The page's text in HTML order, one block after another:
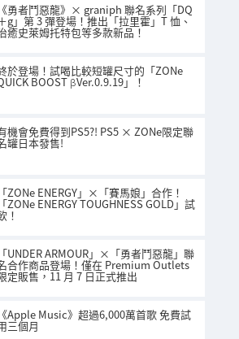
《勇者鬥惡龍》× graniph 聯名系列「DQ
g」第 3 彈登場！推出「拉里霍」T 恤、
癒史萊姆托特包等多款新品！
於登場！試喝比較短罐尺寸的「ZONe
BOOST βVer.0.9.19」！
機會免費得到PS5?! PS5 × ZONe限定聯
罐日本發售!
「ZONe ENERGY」×「賽馬娘」合作！
「ZONe ENERGY TOUGHNESS GOLD」試
！
「UNDER ARMOUR」×「勇者鬥惡龍」聯
合作商品登場！僅在 Premium Outlets
定販售，11 月 7 日正式推出
《Apple Music》超過6,000萬首歌 免費試
三個月